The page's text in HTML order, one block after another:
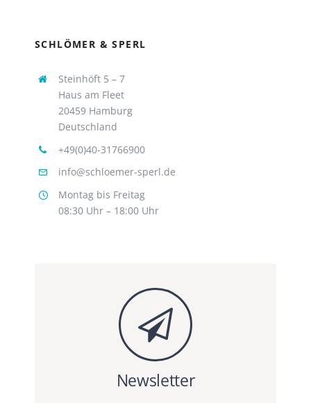
SCHLÖMER & SPERL
Steinhöft 5 – 7
Haus am Fleet
20459 Hamburg
Deutschland
+49(0)40-31766900
info@schloemer-sperl.de
Montag bis Freitag
08:30 Uhr – 18:00 Uhr
Newsletter